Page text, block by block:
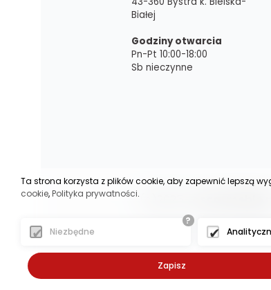
Białej
Godziny otwarcia
Pn-Pt 10:00-18:00
Sb nieczynne
Ta strona korzysta z plików cookie, aby zapewnić lepszą
cookie,Polityka prywatności.
?
Niezbędne
Zapisz